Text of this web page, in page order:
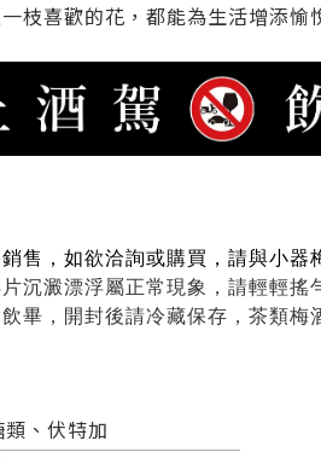
枝喜歡的花，都能為生活增添愉
售，如欲洽詢或購買，請與小器
沉澱漂浮屬正常現象， 請輕輕搖
畢，開封後請冷藏保存，茶類
類、伏特加